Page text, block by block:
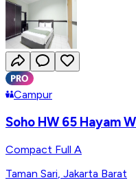
Campur
Soho HW 65 Hayam
Compact Full A
Taman Sari, Jakarta Barat